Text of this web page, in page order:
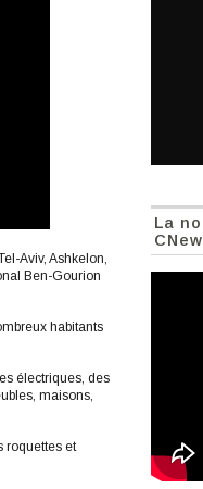
Aviv, Ashkelon,
Ben-Gourion
habitants
électriques, des
maisons,
roquettes et
La